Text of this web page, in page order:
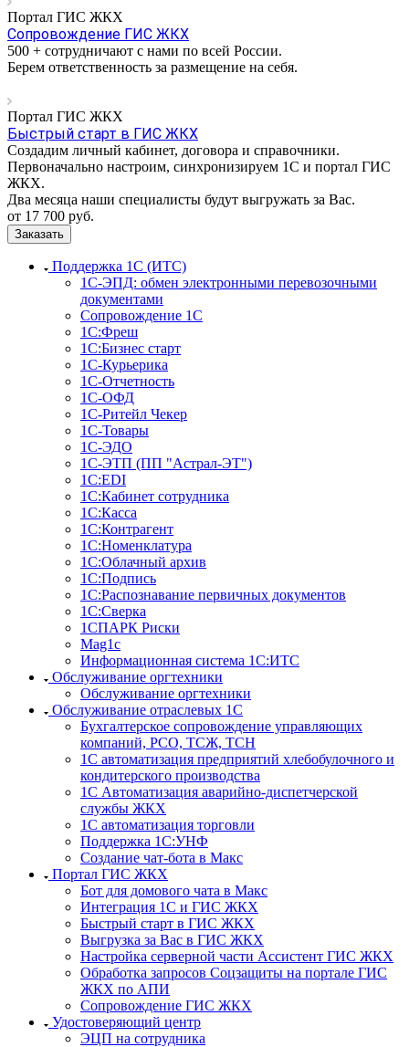
Портал ГИС ЖКХ
Сопровождение ГИС ЖКХ
500 + сотрудничают с нами по всей России.
Берем ответственность за размещение на себя.
Портал ГИС ЖКХ
Быстрый старт в ГИС ЖКХ
Создадим личный кабинет, договора и справочники.
Первоначально настроим, синхронизируем 1С и портал ГИС
ЖКХ.
Два месяца наши специалисты будут выгружать за Вас.
от 17 700 руб.
Заказать
Поддержка 1С (ИТС)
1С-ЭПД: обмен электронными перевозочными
документами
Сопровождение 1С
1С:Фреш
1С:Бизнес старт
1С-Курьерика
1С-Отчетность
1С-ОФД
1С-Ритейл Чекер
1С-Товары
1С-ЭДО
1С-ЭТП (ПП "Астрал-ЭТ")
1С:EDI
1С:Кабинет сотрудника
1С:Касса
1С:Контрагент
1С:Номенклатура
1С:Облачный архив
1С:Подпись
1С:Распознавание первичных документов
1С:Сверка
1СПАРК Риски
Mag1c
Информационная система 1С:ИТС
Обслуживание оргтехники
Обслуживание оргтехники
Обслуживание отраслевых 1С
Бухгалтерское сопровождение управляющих
компаний, РСО, ТСЖ, ТСН
1С автоматизация предприятий хлебобулочного и
кондитерского производства
1С Автоматизация аварийно-диспетчерской
службы ЖКХ
1С автоматизация торговли
Поддержка 1С:УНФ
Создание чат-бота в Макс
Портал ГИС ЖКХ
Бот для домового чата в Макс
Интеграция 1С и ГИС ЖКХ
Быстрый старт в ГИС ЖКХ
Выгрузка за Вас в ГИС ЖКХ
Настройка серверной части Ассистент ГИС ЖКХ
Обработка запросов Соцзащиты на портале ГИС
ЖКХ по АПИ
Сопровождение ГИС ЖКХ
Удостоверяющий центр
ЭЦП на сотрудника